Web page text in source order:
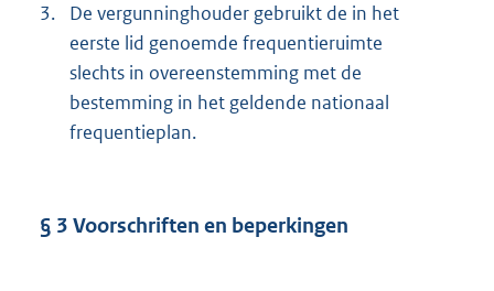
3.
De vergunninghouder gebruikt de in het
eerste lid genoemde frequentieruimte
slechts in overeenstemming met de
bestemming in het geldende nationaal
frequentieplan.
§ 3 Voorschriften en beperkingen